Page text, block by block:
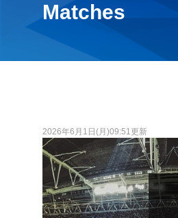
Matches
2026年6月1日(月)09:51更新